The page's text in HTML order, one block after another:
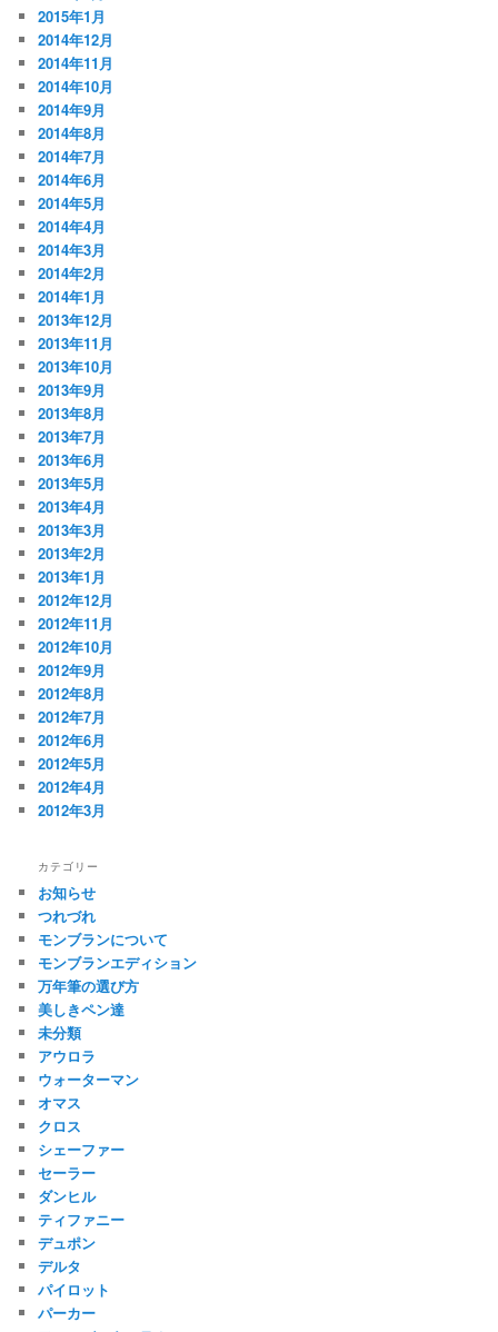
2015年1月
2014年12月
2014年11月
2014年10月
2014年9月
2014年8月
2014年7月
2014年6月
2014年5月
2014年4月
2014年3月
2014年2月
2014年1月
2013年12月
2013年11月
2013年10月
2013年9月
2013年8月
2013年7月
2013年6月
2013年5月
2013年4月
2013年3月
2013年2月
2013年1月
2012年12月
2012年11月
2012年10月
2012年9月
2012年8月
2012年7月
2012年6月
2012年5月
2012年4月
2012年3月
カテゴリー
お知らせ
つれづれ
モンブランについて
モンブランエディション
万年筆の選び方
美しきペン達
未分類
アウロラ
ウォーターマン
オマス
クロス
シェーファー
セーラー
ダンヒル
ティファニー
デュポン
デルタ
パイロット
パーカー